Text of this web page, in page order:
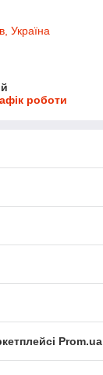
Україна
роботи
Prom.ua